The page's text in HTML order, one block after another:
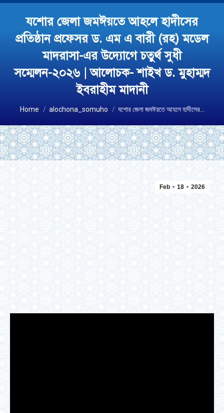
যশোর জেলা জমঈয়তে আহলে হাদীসের
প্রতিষ্ঠান প্রফেসর ড. এম এ বারী (রহ) মডেল
মাদরাসা-এর উদ্যোগে চতুর্থ সুধী
সম্মেলন-২০২৬ | আলোচক- শাইখ ড. মুহাম্মদ
ইবরাহীম মাদানী
You are here:
Home alochona_somuho যশোর জেলা জমঈয়তে আহলে হাদীসের…
Feb 18 2026